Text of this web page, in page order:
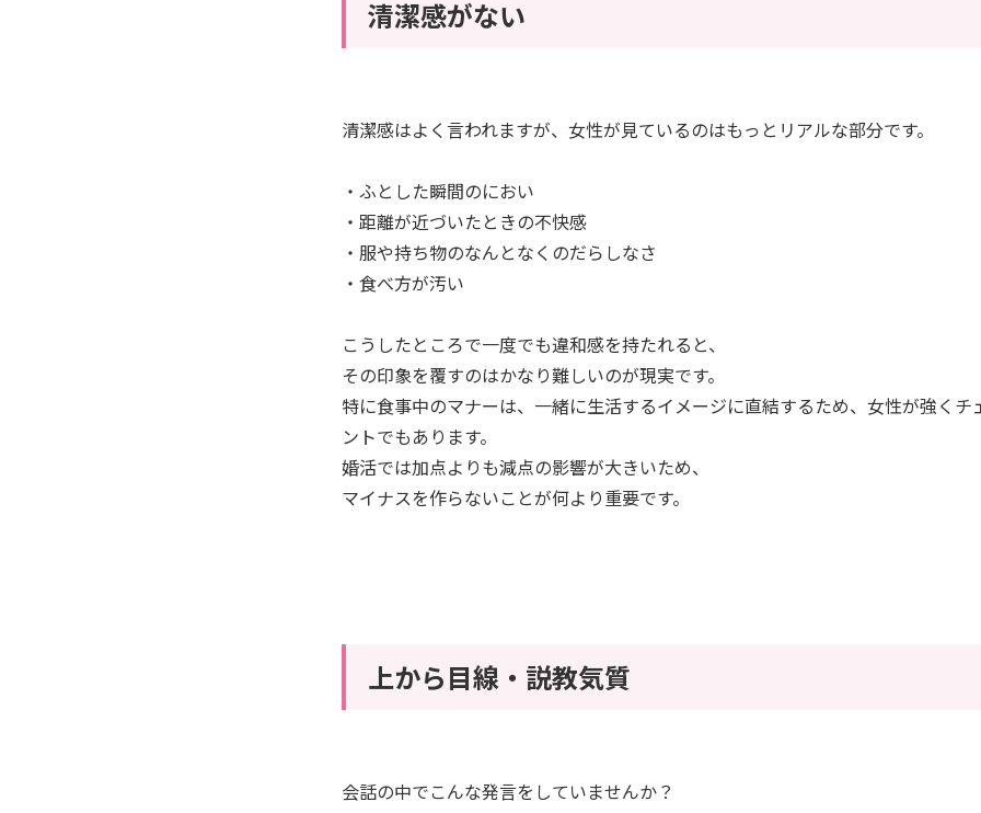
清潔感がない
清潔感はよく言われますが、女性が見ているのはもっとリアルな部分です。
・ふとした瞬間のにおい
・距離が近づいたときの不快感
・服や持ち物のなんとなくのだらしなさ
・食べ方が汚い
こうしたところで一度でも違和感を持たれると、
その印象を覆すのはかなり難しいのが現実です。
特に食事中のマナーは、一緒に生活するイメージに直結するため、女性が強くチ
ントでもあります。
婚活では加点よりも減点の影響が大きいため、
マイナスを作らないことが何より重要です。
上から目線・説教気質
会話の中でこんな発言をしていませんか？